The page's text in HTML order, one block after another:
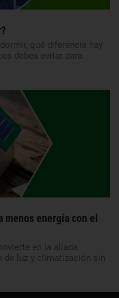
qué diferencia hay
debes evitar para
menos energía con el
en la aliada
de luz y climatización sin